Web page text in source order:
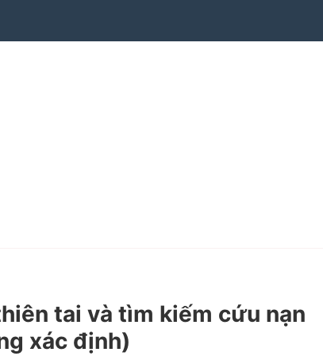
tai và tìm kiếm cứu nạn
xác định)